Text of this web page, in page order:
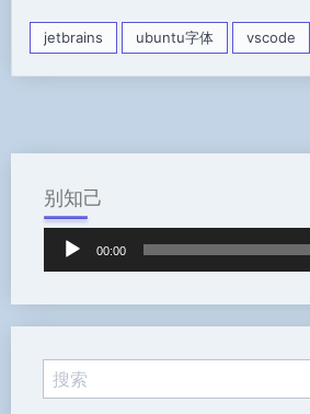
jetbrains ubuntu字体 vscode
别知己
放
00:00